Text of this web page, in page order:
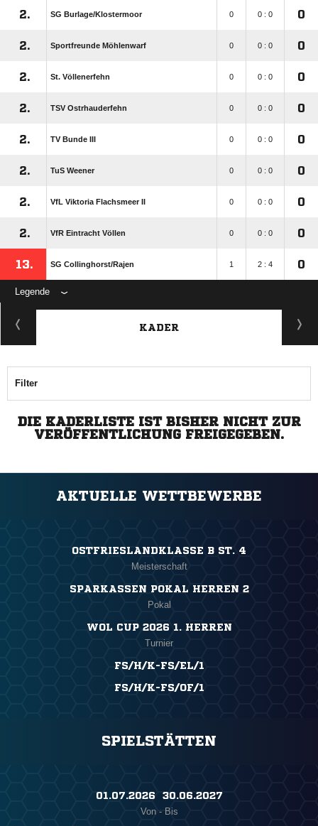
2. SG Burlage/​Klostermoor 0 0 : 0 0
2. Sportfreunde Möhlenwarf 0 0 : 0 0
2. St. Völlenerfehn 0 0 : 0 0
2. TSV Ostrhauderfehn 0 0 : 0 0
2. TV Bunde III 0 0 : 0 0
2. TuS Weener 0 0 : 0 0
2. VfL Viktoria Flachsmeer II 0 0 : 0 0
2. VfR Eintracht Völlen 0 0 : 0 0
13. SG Collinghorst/​Rajen 1 2 : 4 0
Legende
KADER
Filter
DIE KADERLISTE IST BISHER NICHT ZUR
VERÖFFENTLICHUNG FREIGEGEBEN.
AKTUELLE WETTBEWERBE
OSTFRIESLANDKLASSE B ST. 4
Meisterschaft
SPARKASSEN POKAL HERREN 2
Pokal
WOL CUP 2026 1. HERREN
Turnier
FS/H/K-FS/EL/1
FS/H/K-FS/OF/1
SPIELSTÄTTEN
01.07.2026 ​ 30.06.2027
Von - Bis